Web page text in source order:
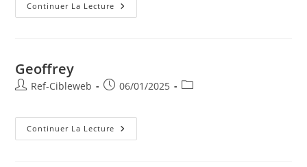
Continuer La Lecture
Geoffrey
Ref-Cibleweb 06/01/2025
Continuer La Lecture